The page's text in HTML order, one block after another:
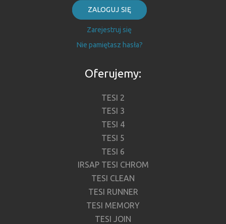
ZALOGUJ SIĘ
Zarejestruj się
Nie pamiętasz hasła?
Oferujemy:
TESI 2
TESI 3
TESI 4
TESI 5
TESI 6
IRSAP TESI CHROM
TESI CLEAN
TESI RUNNER
TESI MEMORY
TESI JOIN